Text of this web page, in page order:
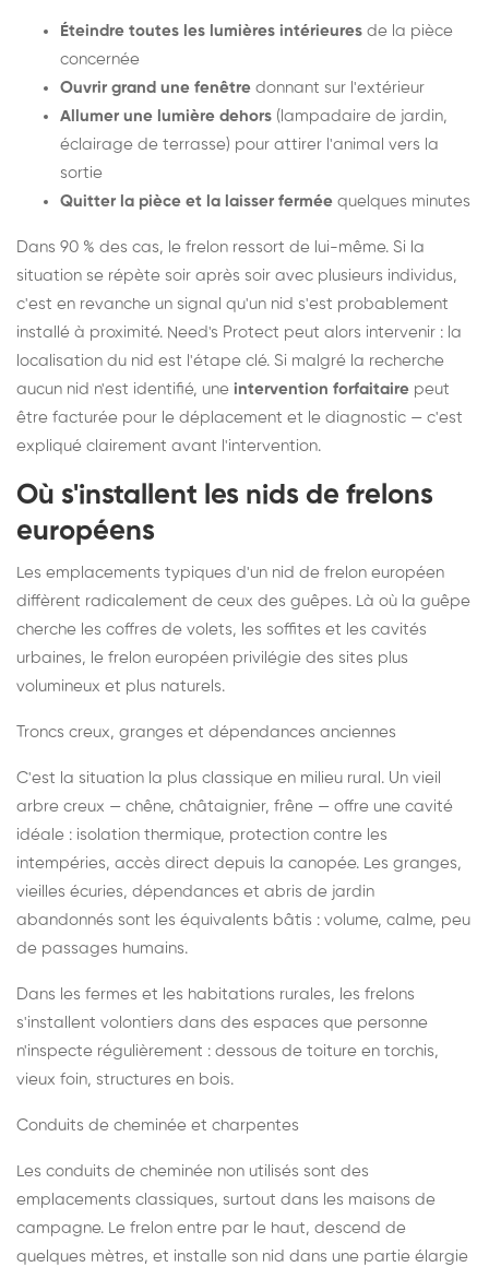
Éteindre toutes les lumières intérieures de la pièce
concernée
Ouvrir grand une fenêtre donnant sur l'extérieur
Allumer une lumière dehors (lampadaire de jardin,
éclairage de terrasse) pour attirer l'animal vers la
sortie
Quitter la pièce et la laisser fermée quelques minutes
Dans 90 % des cas, le frelon ressort de lui-même. Si la
situation se répète soir après soir avec plusieurs individus,
c'est en revanche un signal qu'un nid s'est probablement
installé à proximité. Need's Protect peut alors intervenir : la
localisation du nid est l'étape clé. Si malgré la recherche
aucun nid n'est identifié, une intervention forfaitaire peut
être facturée pour le déplacement et le diagnostic — c'est
expliqué clairement avant l'intervention.
Où s'installent les nids de frelons
européens
Les emplacements typiques d'un nid de frelon européen
diffèrent radicalement de ceux des guêpes. Là où la guêpe
cherche les coffres de volets, les soffites et les cavités
urbaines, le frelon européen privilégie des sites plus
volumineux et plus naturels.
Troncs creux, granges et dépendances anciennes
C'est la situation la plus classique en milieu rural. Un vieil
arbre creux — chêne, châtaignier, frêne — offre une cavité
idéale : isolation thermique, protection contre les
intempéries, accès direct depuis la canopée. Les granges,
vieilles écuries, dépendances et abris de jardin
abandonnés sont les équivalents bâtis : volume, calme, peu
de passages humains.
Dans les fermes et les habitations rurales, les frelons
s'installent volontiers dans des espaces que personne
n'inspecte régulièrement : dessous de toiture en torchis,
vieux foin, structures en bois.
Conduits de cheminée et charpentes
Les conduits de cheminée non utilisés sont des
emplacements classiques, surtout dans les maisons de
campagne. Le frelon entre par le haut, descend de
quelques mètres, et installe son nid dans une partie élargie